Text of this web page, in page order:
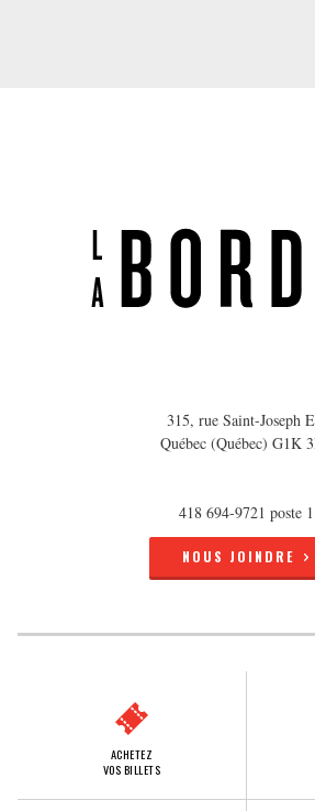
315, rue Saint-Joseph
Québec (Québec) G1K
418 694-9721 poste 1
NOUS JOINDRE
ACHETEZ
VOS BILLETS